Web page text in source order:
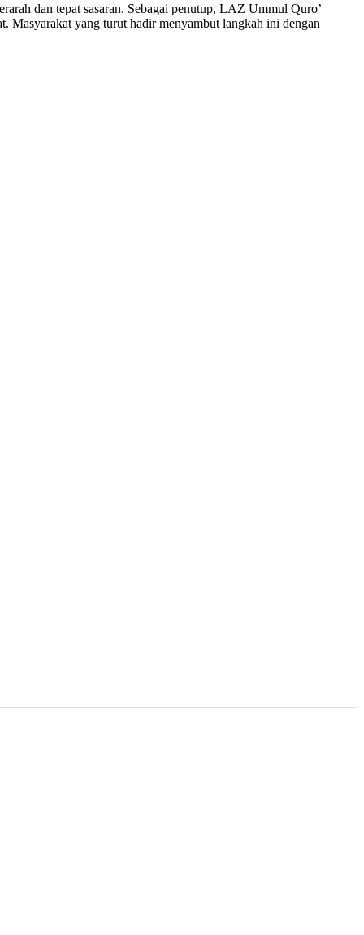
dan tepat sasaran. Sebagai penutup, LAZ Ummul Quro’
Masyarakat yang turut hadir menyambut langkah ini dengan